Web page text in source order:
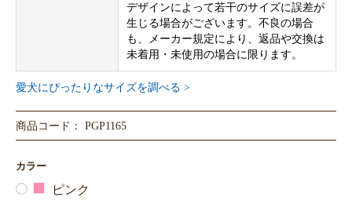
デザインによって若干のサイズに誤差が
生じる場合がございます。不良の場合
も、メーカー規定により、返品や交換は
未着用・未使用の場合に限ります。
愛犬にぴったりなサイズを調べる >
商品コード： PGP1165
カラー
ピンク